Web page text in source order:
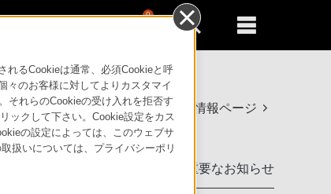
0
製品情報ページ
製品に関する重要なお知らせ
れるCookieは通常、必須Cookieと呼
々のお客様に対してよりカスタマイ
それらのCookieの受け入れを拒否す
ックして下さい。Cookie設定をカス
の設定によっては、このウェブサ
扱いについては、プライバシーポリ